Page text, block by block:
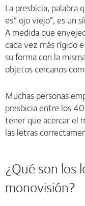
La presbicia, palabra
es” ojo viejo“, es un
A medida que
cada vez más rígido
su forma con la
objetos cercanos
Muchas personas
presbicia entre los
tener que acercar el
las letras
¿Qué son
monovisión?